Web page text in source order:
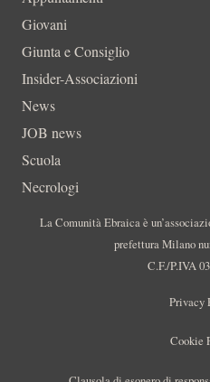
Giovani
Giunta e Consiglio
Insider-Associazioni
News
JOB news
Scuola
Necrologi
La Comunità Ebraica è
prefettura Milano
C.F./P.IVA
Privacy
Cookie